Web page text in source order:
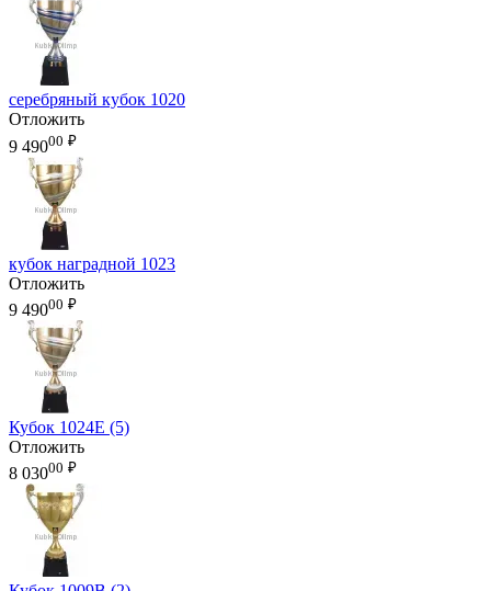
серебряный кубок 1020
Отложить
9 49000 ₽
кубок наградной 1023
Отложить
9 49000 ₽
Кубок 1024E (5)
Отложить
8 03000 ₽